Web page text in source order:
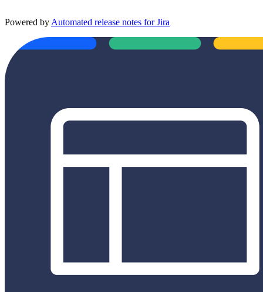
Powered by Automated release notes for Jira